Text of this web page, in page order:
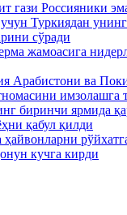
гази Россияники
Туркиядан
сўради
жамоасига
Арабистони ва
имзолашга
биринчи ярмида
қабул қилди
ҳайвонларни
кучга кирди